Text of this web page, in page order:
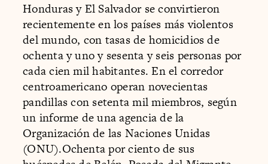
Honduras y El Salvador se convirtieron
recientemente en los países más violentos
del mundo, con tasas de homicidios de
ochenta y uno y sesenta y seis personas por
cada cien mil habitantes. En el corredor
centroamericano operan novecientas
pandillas con setenta mil miembros, según
un informe de una agencia de la
Organización de las Naciones Unidas
(ONU).Ochenta por ciento de sus